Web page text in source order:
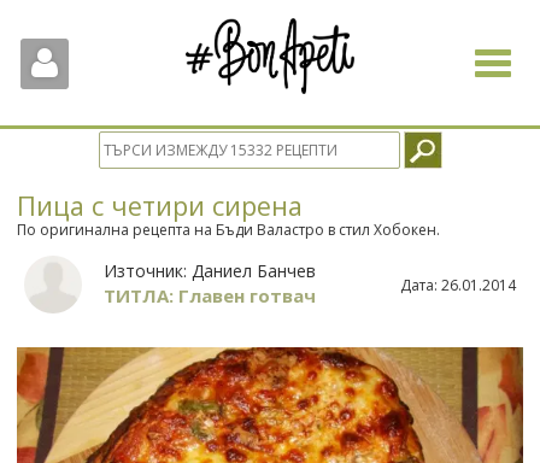
Toggle
Пица с четири сирена
По оригинална рецепта на Бъди Валастро в стил Хобокен.
Източник: Даниел Банчев
ТИТЛА: Главен готвач Дата: 26.01.2014